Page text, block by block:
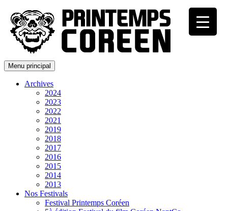
Menu principal
Archives
2024
2023
2022
2021
2019
2018
2017
2016
2015
2014
2013
Nos Festivals
Festival Printemps Coréen